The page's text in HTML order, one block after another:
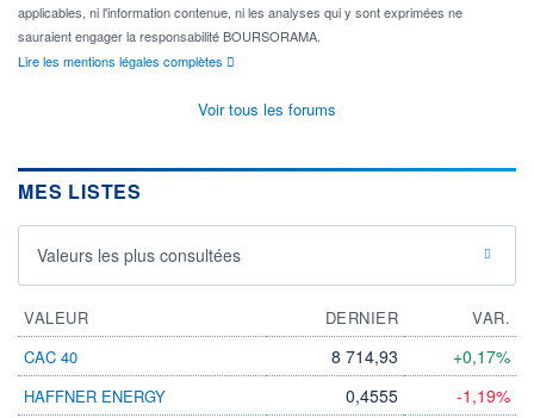
applicables, ni l'information contenue, ni les analyses qui y sont exprimées ne
sauraient engager la responsabilité BOURSORAMA.
Lire les mentions légales complètes
Voir tous les forums
MES LISTES
Valeurs les plus consultées
VALEUR DERNIER
VAR.
CAC 40
8 714,93 +0,17%
HAFFNER ENERGY 0,4555 -1,19%